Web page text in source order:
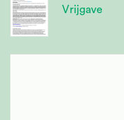
Vrijgave